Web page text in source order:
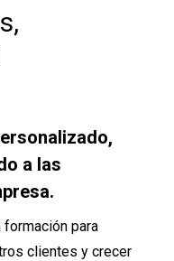
a las
para
clientes y crecer